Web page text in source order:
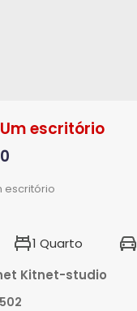
escritório
escritório
1 Quarto
Kitnet-studio